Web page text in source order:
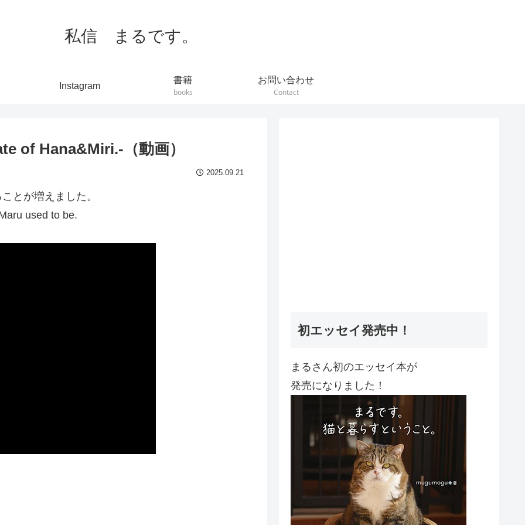
私信 まるです。
Instagram
書籍
books
お問い合わせ
Contact
of Hana&Miri.-（動画）
2025.09.21
とが増えました。
used to be.
初エッセイ発売中！
まるさん初のエッセイ本が
発売になりました！